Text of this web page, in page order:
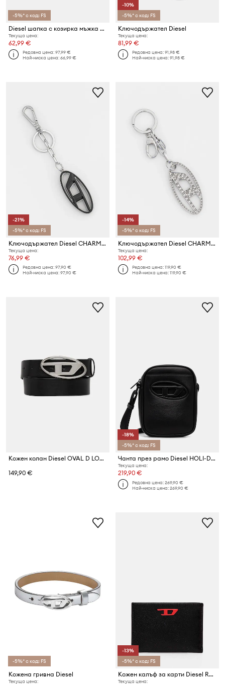
-5%* с код: FS
Diesel шапка с козирка мъжка от деним C-ENIC
Текуща цена:
62,99 €
Редовна цена:97,99 €
Най-ниска цена:66,99 €
-10%
-5%* с код: FS
Ключодържател Diesel
Текуща цена:
81,99 €
Редовна цена:91,98 €
Най-ниска цена:91,98 €
-21%
-5%* с код: FS
Ключодържател Diesel CHARMS CAGE-D LAYER
Текуща цена:
76,99 €
Редовна цена:97,90 €
Най-ниска цена:97,90 €
-14%
-5%* с код: FS
Ключодържател Diesel CHARMS HOLY-C
Текуща цена:
102,99 €
Редовна цена:119,90 €
Най-ниска цена:119,90 €
Кожен колан Diesel OVAL D LOGO B-1DR W
149,90 €
-18%
-5%* с код: FS
Чанта през рамо Diesel HOLI-D HOLI-D
Текуща цена:
219,90 €
Редовна цена:269,90 €
Най-ниска цена:269,90 €
-5%* с код: FS
Кожена гривна Diesel
Текуща цена:
-13%
-5%* с код: FS
Кожен калъф за карти Diesel RAVE CARD CASE
Текуща цена: